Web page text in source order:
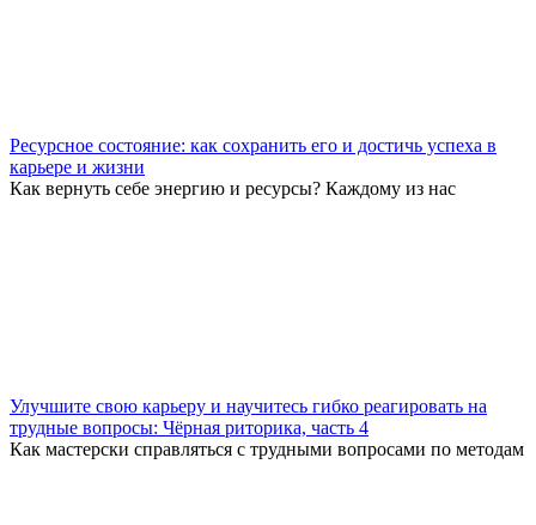
Ресурсное состояние: как сохранить его и достичь успеха в
карьере и жизни
Как вернуть себе энергию и ресурсы? Каждому из нас
Улучшите свою карьеру и научитесь гибко реагировать на
трудные вопросы: Чёрная риторика, часть 4
Как мастерски справляться с трудными вопросами по методам